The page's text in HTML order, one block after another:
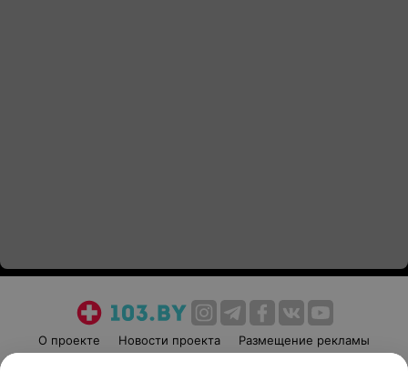
О проекте Новости проекта
Размещение рекламы